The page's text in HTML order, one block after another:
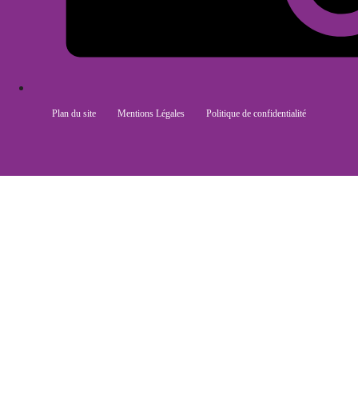
Plan du site Mentions Légales Politique de confidentialité